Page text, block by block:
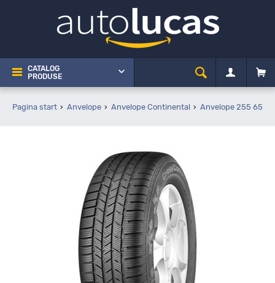
CATALOG
PRODUSE
Pagina start Anvelope Anvelope Continental Anvelope 255 65